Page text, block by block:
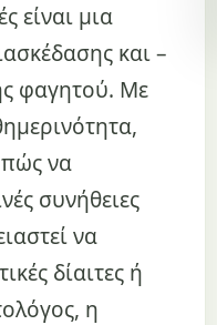
είναι μια
και –
φαγητού. Με
πώς να
συνήθειες
να
δίαιτες ή
η